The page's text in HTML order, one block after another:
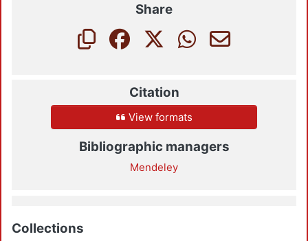
Share
Citation
View formats
Bibliographic managers
Mendeley
Collections